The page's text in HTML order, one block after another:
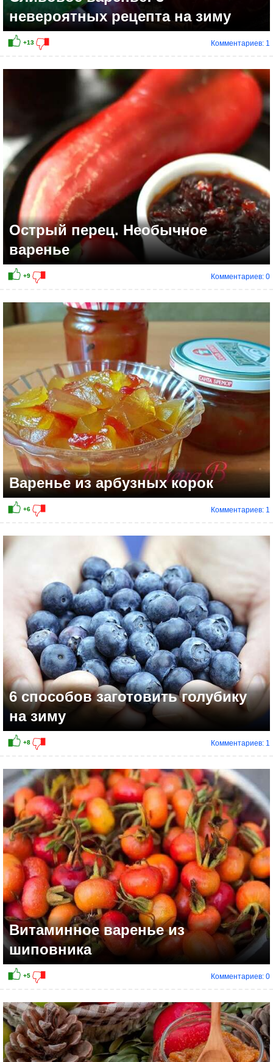
+8
+11
невероятных рецепта на зиму
Комментариев: 1
Острый перец. Необычное
варенье
Комментариев: 0
Варенье из арбузных корок
Комментариев: 1
6 способов заготовить голубику
на зиму
Комментариев: 1
Витаминное варенье из
шиповника
Комментариев: 0